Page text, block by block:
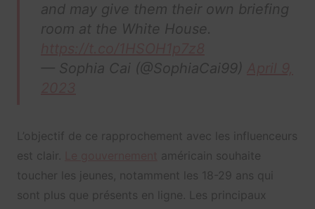
and may give them their own briefing
room at the White House.
— Sophia Cai (@SophiaCai99)
L’objectif de ce rapprochement avec les influenceurs
est clair.
américain souhaite
toucher les jeunes, notamment les 18-29 ans qui
sont plus que présents en ligne. Les principaux